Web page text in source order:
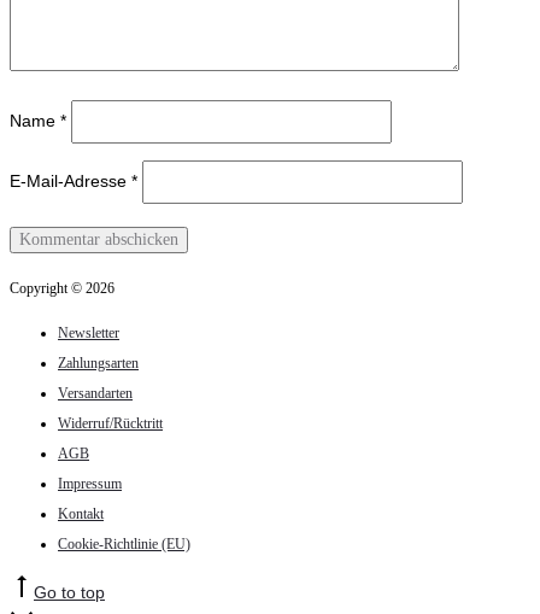
Name *
E-Mail-Adresse *
Copyright © 2026
Newsletter
Zahlungsarten
Versandarten
Widerruf/Rücktritt
AGB
Impressum
Kontakt
Cookie-Richtlinie (EU)
Go to top